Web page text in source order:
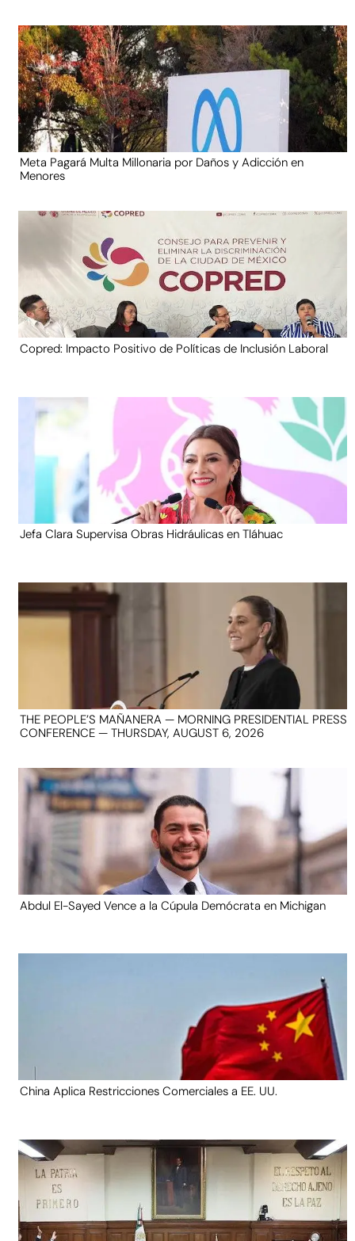
Meta Pagará Multa Millonaria por Daños y Adicción en
Menores
Copred: Impacto Positivo de Políticas de Inclusión Laboral
Jefa Clara Supervisa Obras Hidráulicas en Tláhuac
THE PEOPLE’S MAÑANERA — MORNING PRESIDENTIAL PRESS
CONFERENCE — THURSDAY, AUGUST 6, 2026
Abdul El-Sayed Vence a la Cúpula Demócrata en Michigan
China Aplica Restricciones Comerciales a EE. UU.